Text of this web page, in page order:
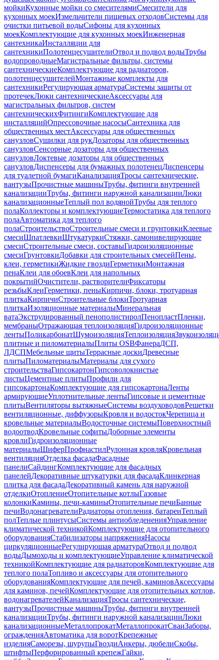
мойкиКухонные мойки со смесителямиСмесители для
кухонных моекИзмельчители пищевых отходовСистемы для
очистки питьевой водыСифоны для кухонных
моекКомплектующие для кухонных моекИнженерная
сантехникаИнсталляции для
сантехникиПолотенцесушителиОтвод и подвод водыТрубы
водопроводныеМагистральные фильтры, системы
сантехническиеКомплектующие для радиаторов,
полотенцесушителейМонтажные комплекты для
сантехникиРегулирующая арматураСистемы защиты от
протечекЛюки сантехническиеАксессуары для
магистральных фильтров, систем
сантехническихФитингиКомплектующие для
инсталляцийОпрессовочные насосыСантехника для
общественных местАксессуары для общественных
санузловСушилки для рукДозаторы для общественных
санузловСенсорные дозаторы для общественных
санузловЛоктевые дозаторы для общественных
санузловДиспенсеры для бумажных полотенецДиспенсеры
для туалетной бумагиКанализацияТросы сантехнические,
вантузыПрочистные машиныТрубы, фитинги внутренней
канализацииТрубы, фитинги наружной канализацииЛюки
канализационныеТеплый пол водянойТрубы для теплого
полаКоллекторы и комплектующиеТермостатика для теплого
полаАвтоматика для теплого
полаСтроительствоСтроительные смеси и грунтовкиКлеевые
смесиШпатлевкиШтукатуркиСтяжки, самонивелирующие
смесиСтроительные смеси, составыГидроизоляционные
смесиГрунтовкиДобавки для строительных смесейПены,
клеи, герметикиЖидкие гвоздиГерметикиМонтажная
пенаКлеи для обоевКлеи для напольных
покрытийОчистители, растворителиФиксаторы
резьбыКлеиГерметики, пеныКирпичи, блоки, тротуарная
плиткаКирпичиСтроительные блокиТротуарная
плиткаИзоляционные материалыМинеральная
ватаЭкструдированный пенополистиролПенопластПленки,
мембраныОтражающая теплоизоляцияГидроизоляционные
лентыПоликарбонатШумоизоляцияТеплоизоляция
плитные и пиломатериалыПлиты OSBФанераДСП,
ЛДСПМебельные щитыТеррасные доскиДревесные
плитыПиломатериалыМатериалы для сухого
строительстваГипсокартонГипсоволокнистые
листыЦементные плитыПрофили для
гипсокартонаКомплектующие для гипсокартонаЛенты
армирующиеУплотнительные лентыГипсовые и цементные
плитыВентиляторы вытяжныеСистемы воздуховодовРешетки
вентиляционные, диффузорыКровля и водостокЧерепица и
кровельные материалыВодосточные системыПоверхностный
водоотводКровельные софитыДоборные элементы
кровлиГидроизоляционные
материалыШиферПрофнастилРулонная кровляКровельная
вентиляцияОтделка фасадаФасадные
панелиСайдингКомплектующие для фасадных
панелейДекоративные штукатурки для фасадаКлинкерная
плитка для фасадаДекоративный камень для наружной
отделкиОтоплениеОтопительные котлыГазовые
колонкиКамины, печи-каминыОтопительные печиБанные
печиВодонагревателиРадиаторы отопления, батареиТеплый
полТеплые плинтусыСистемы антиобледененияУправление
климатической техникойКомплектующие для отопительного
оборудованияСтабилизаторы напряженияНасосы
циркуляционныеРегулирующая арматураОтвод и подвод
водыДымоходы и комплектующиеУправление климатической
техникойКомплектующие для радиаторовКомплектующие для
теплого полаТопливо и аксессуары для отопительного
оборудованияКомплектующие для печей, каминовАксессуары
для каминов, печейКомплектующие для отопительных котлов,
водонагревателейКанализацияТросы сантехнические,
вантузыПрочистные машиныТрубы, фитинги внутренней
канализацииТрубы, фитинги наружной канализацииЛюки
канализационныеМеталлопрокатМеталлопрокатСваиЗаборы,
огражденияАвтоматика для воротКрепежные
изделияСаморезы, шурупыГвоздиАнкеры, дюбелиСкобы,
штифтыПерфорированный крепежГайки,